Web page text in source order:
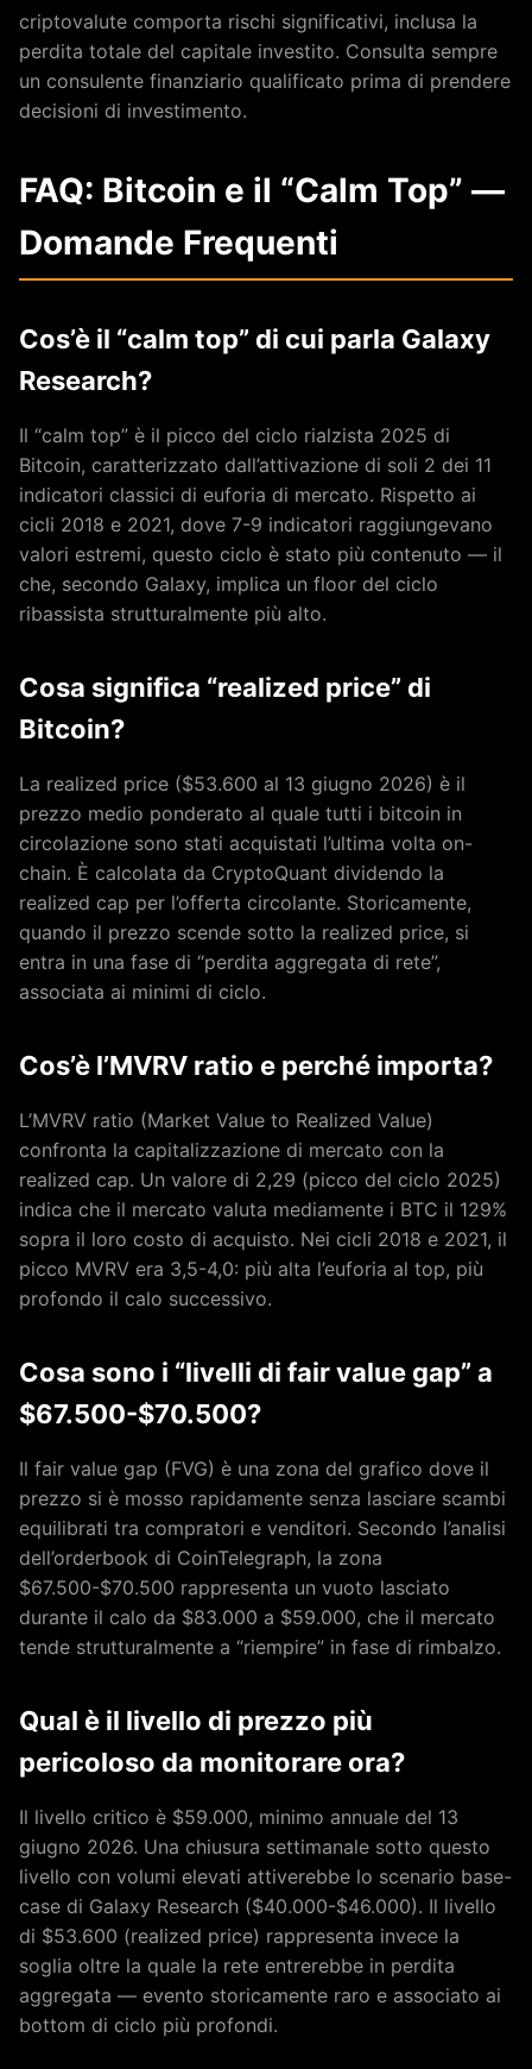
criptovalute comporta rischi significativi, inclusa la
perdita totale del capitale investito. Consulta sempre
un consulente finanziario qualificato prima di prendere
decisioni di investimento.
FAQ: Bitcoin e il “Calm Top” —
Domande Frequenti
Cos’è il “calm top” di cui parla Galaxy
Research?
Il “calm top” è il picco del ciclo rialzista 2025 di
Bitcoin, caratterizzato dall’attivazione di soli 2 dei 11
indicatori classici di euforia di mercato. Rispetto ai
cicli 2018 e 2021, dove 7-9 indicatori raggiungevano
valori estremi, questo ciclo è stato più contenuto — il
che, secondo Galaxy, implica un floor del ciclo
ribassista strutturalmente più alto.
Cosa significa “realized price” di
Bitcoin?
La realized price ($53.600 al 13 giugno 2026) è il
prezzo medio ponderato al quale tutti i bitcoin in
circolazione sono stati acquistati l’ultima volta on-
chain. È calcolata da CryptoQuant dividendo la
realized cap per l’offerta circolante. Storicamente,
quando il prezzo scende sotto la realized price, si
entra in una fase di “perdita aggregata di rete”,
associata ai minimi di ciclo.
Cos’è l’MVRV ratio e perché importa?
L’MVRV ratio (Market Value to Realized Value)
confronta la capitalizzazione di mercato con la
realized cap. Un valore di 2,29 (picco del ciclo 2025)
indica che il mercato valuta mediamente i BTC il 129%
sopra il loro costo di acquisto. Nei cicli 2018 e 2021, il
picco MVRV era 3,5-4,0: più alta l’euforia al top, più
profondo il calo successivo.
Cosa sono i “livelli di fair value gap” a
$67.500-$70.500?
Il fair value gap (FVG) è una zona del grafico dove il
prezzo si è mosso rapidamente senza lasciare scambi
equilibrati tra compratori e venditori. Secondo l’analisi
dell’orderbook di CoinTelegraph, la zona
$67.500-$70.500 rappresenta un vuoto lasciato
durante il calo da $83.000 a $59.000, che il mercato
tende strutturalmente a “riempire” in fase di rimbalzo.
Qual è il livello di prezzo più
pericoloso da monitorare ora?
Il livello critico è $59.000, minimo annuale del 13
giugno 2026. Una chiusura settimanale sotto questo
livello con volumi elevati attiverebbe lo scenario base-
case di Galaxy Research ($40.000-$46.000). Il livello
di $53.600 (realized price) rappresenta invece la
soglia oltre la quale la rete entrerebbe in perdita
aggregata — evento storicamente raro e associato ai
bottom di ciclo più profondi.